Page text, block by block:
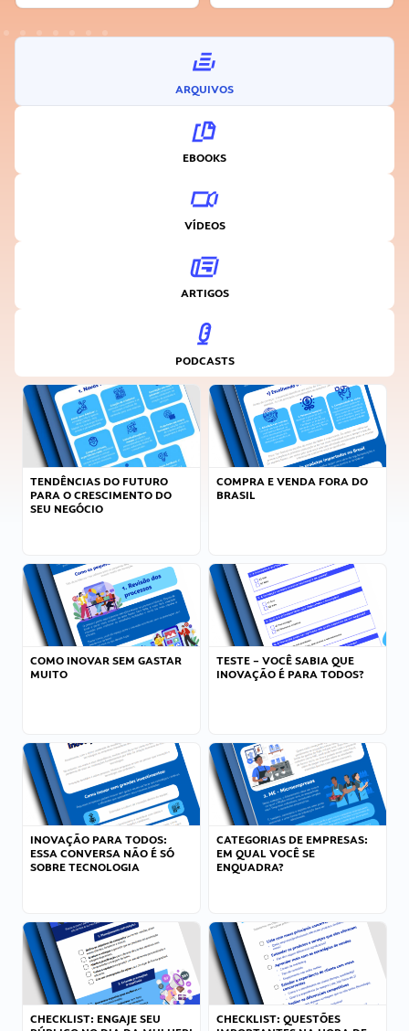
ARQUIVOS
EBOOKS
VÍDEOS
ARTIGOS
PODCASTS
TENDÊNCIAS DO FUTURO
PARA O CRESCIMENTO DO
SEU NEGÓCIO
COMPRA E VENDA FORA DO
BRASIL
COMO INOVAR SEM GASTAR
MUITO
TESTE – VOCÊ SABIA QUE
INOVAÇÃO É PARA TODOS?
INOVAÇÃO PARA TODOS:
ESSA CONVERSA NÃO É SÓ
SOBRE TECNOLOGIA
CATEGORIAS DE EMPRESAS:
EM QUAL VOCÊ SE
ENQUADRA?
CHECKLIST: ENGAJE SEU
CHECKLIST: QUESTÕES